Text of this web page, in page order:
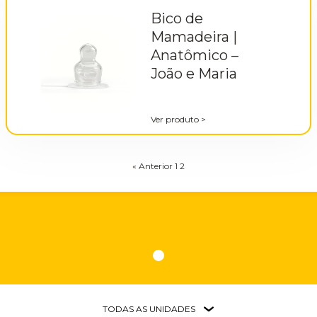
Bico de
Mamadeira |
Anatômico –
João e Maria
Ver produto >
« Anterior 1 2
TODAS AS UNIDADES